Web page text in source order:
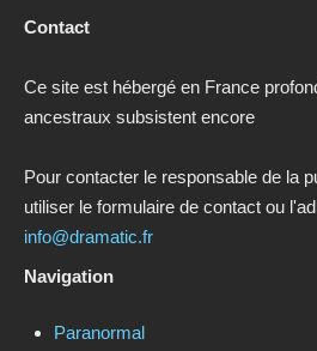
Contact
Ce site est hébergé en France
ancestraux subsistent encore
Pour contacter le responsable de la
utiliser le formulaire de contact ou
info@dramatic.fr
Navigation
Paranormal